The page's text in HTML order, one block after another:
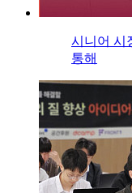
시니어 시
통해